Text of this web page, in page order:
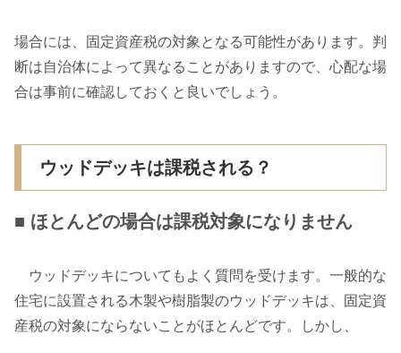
場合には、固定資産税の対象となる可能性があります。判
断は自治体によって異なることがありますので、心配な場
合は事前に確認しておくと良いでしょう。
ウッドデッキは課税される？
■ ほとんどの場合は課税対象になりません
ウッドデッキについてもよく質問を受けます。一般的な
住宅に設置される木製や樹脂製のウッドデッキは、固定資
産税の対象にならないことがほとんどです。しかし、